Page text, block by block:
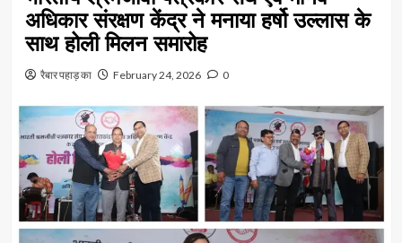
अधिकार संरक्षण केंद्र ने मनाया हर्षो उल्लास के
साथ होली मिलन समारोह
रैबार पहाड़ का February 24, 2026 0